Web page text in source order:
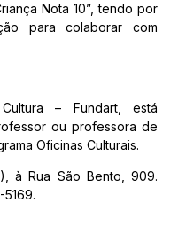
Nota 10”, tendo por
para colaborar com
– Fundart, está
ou professora de
Oficinas Culturais.
à Rua São Bento, 909.